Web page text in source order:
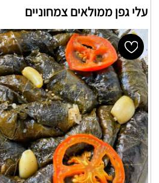
עלי גפן ממולאים צמחוניים